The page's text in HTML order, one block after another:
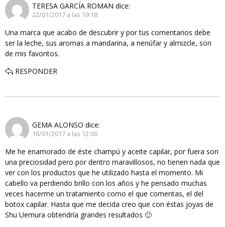
TERESA GARCÍA ROMAN dice:
22/01/2017 a las 19:18
Una marca que acabo de descubrir y por tus comentarios debe
ser la leche, sus aromas a mandarina, a nenúfar y almizcle, son
de mis favoritos.
RESPONDER
GEMA ALONSO dice:
16/01/2017 a las 12:00
Me he enamorado de éste champú y aceite capilar, por fuera son
una preciosidad pero por dentro maravillosos, no tienen nada que
ver con los productos que he utilizado hasta el momento. Mi
cabello va perdiendo brillo con los años y he pensado muchas
veces hacerme un tratamiento como el que comentas, el del
botox capilar. Hasta que me decida creo que con éstas joyas de
Shu Uemura obtendría grandes resultados 🙂